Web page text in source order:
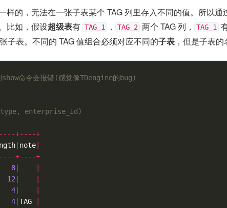
样的，无法在一张子表某个 TAG 列里存入不同的值。所以通
比如，假设超级表有 TAG_1 ， TAG_2 两个 TAG 列， TAG_1
张子表。不同的 TAG 值组合必须对应不同的子表 ，但是子表
命令会报错(感觉像TDengine的bug)
(type, enterprise_id)
+----+
note
+----+
8
12
4
4 |TAG